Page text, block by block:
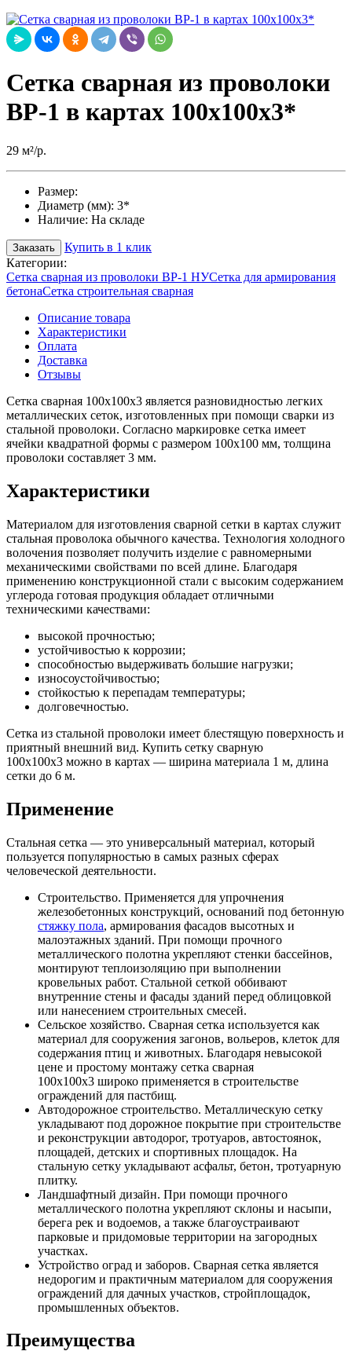
Сетка сварная из проволоки
ВР-1 в картах 100х100х3*
29 м²/р.
Размер:
Диаметр (мм): 3*
Наличие: На складе
Заказать
Купить в 1 клик
Категории:
Сетка сварная из проволоки ВР-1 НУСетка для армирования
бетонаСетка строительная сварная
Описание товара
Характеристики
Оплата
Доставка
Отзывы
Сетка сварная 100х100х3 является разновидностью легких
металлических сеток, изготовленных при помощи сварки из
стальной проволоки. Согласно маркировке сетка имеет
ячейки квадратной формы с размером 100х100 мм, толщина
проволоки составляет 3 мм.
Характеристики
Материалом для изготовления сварной сетки в картах служит
стальная проволока обычного качества. Технология холодного
волочения позволяет получить изделие с равномерными
механическими свойствами по всей длине. Благодаря
применению конструкционной стали с высоким содержанием
углерода готовая продукция обладает отличными
техническими качествами:
высокой прочностью;
устойчивостью к коррозии;
способностью выдерживать большие нагрузки;
износоустойчивостью;
стойкостью к перепадам температуры;
долговечностью.
Сетка из стальной проволоки имеет блестящую поверхность и
приятный внешний вид. Купить сетку сварную
100х100х3 можно в картах — ширина материала 1 м, длина
сетки до 6 м.
Применение
Стальная сетка — это универсальный материал, который
пользуется популярностью в самых разных сферах
человеческой деятельности.
Строительство. Применяется для упрочнения
железобетонных конструкций, оснований под бетонную
стяжку пола, армирования фасадов высотных и
малоэтажных зданий. При помощи прочного
металлического полотна укрепляют стенки бассейнов,
монтируют теплоизоляцию при выполнении
кровельных работ. Стальной сеткой оббивают
внутренние стены и фасады зданий перед облицовкой
или нанесением строительных смесей.
Сельское хозяйство. Сварная сетка используется как
материал для сооружения загонов, вольеров, клеток для
содержания птиц и животных. Благодаря невысокой
цене и простому монтажу сетка сварная
100х100х3 широко применяется в строительстве
ограждений для пастбищ.
Автодорожное строительство. Металлическую сетку
укладывают под дорожное покрытие при строительстве
и реконструкции автодорог, тротуаров, автостоянок,
площадей, детских и спортивных площадок. На
стальную сетку укладывают асфальт, бетон, тротуарную
плитку.
Ландшафтный дизайн. При помощи прочного
металлического полотна укрепляют склоны и насыпи,
берега рек и водоемов, а также благоустраивают
парковые и придомовые территории на загородных
участках.
Устройство оград и заборов. Сварная сетка является
недорогим и практичным материалом для сооружения
ограждений для дачных участков, стройплощадок,
промышленных объектов.
Преимущества